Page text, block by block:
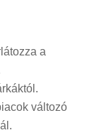
a
változó